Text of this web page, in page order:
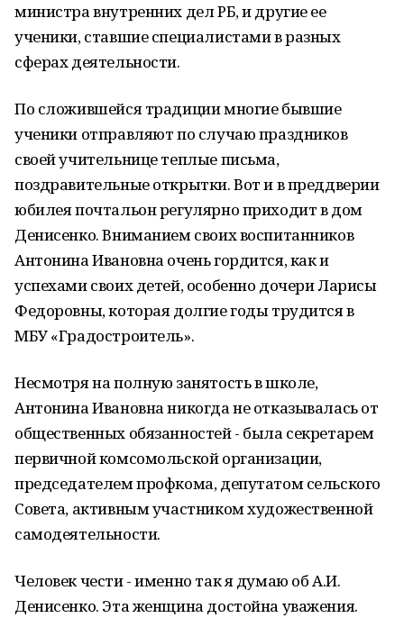
министра внутренних дел РБ, и другие ее
ученики, ставшие специалистами в разных
сферах деятельности.
По сложившейся традиции многие бывшие
ученики отправляют по случаю праздников
своей учительнице теплые письма,
поздравительные открытки. Вот и в преддверии
юбилея почтальон регулярно приходит в дом
Денисенко. Вниманием своих воспитанников
Антонина Ивановна очень гордится, как и
успехами своих детей, особенно дочери Ларисы
Федоровны, которая долгие годы трудится в
МБУ «Градостроитель».
Несмотря на полную занятость в школе,
Антонина Ивановна никогда не отказывалась от
общественных обязанностей - была секретарем
первичной комсомольской организации,
председателем профкома, депутатом сельского
Совета, активным участником художественной
самодеятельности.
Человек чести - именно так я думаю об А.И.
Денисенко. Эта женщина достойна уважения.